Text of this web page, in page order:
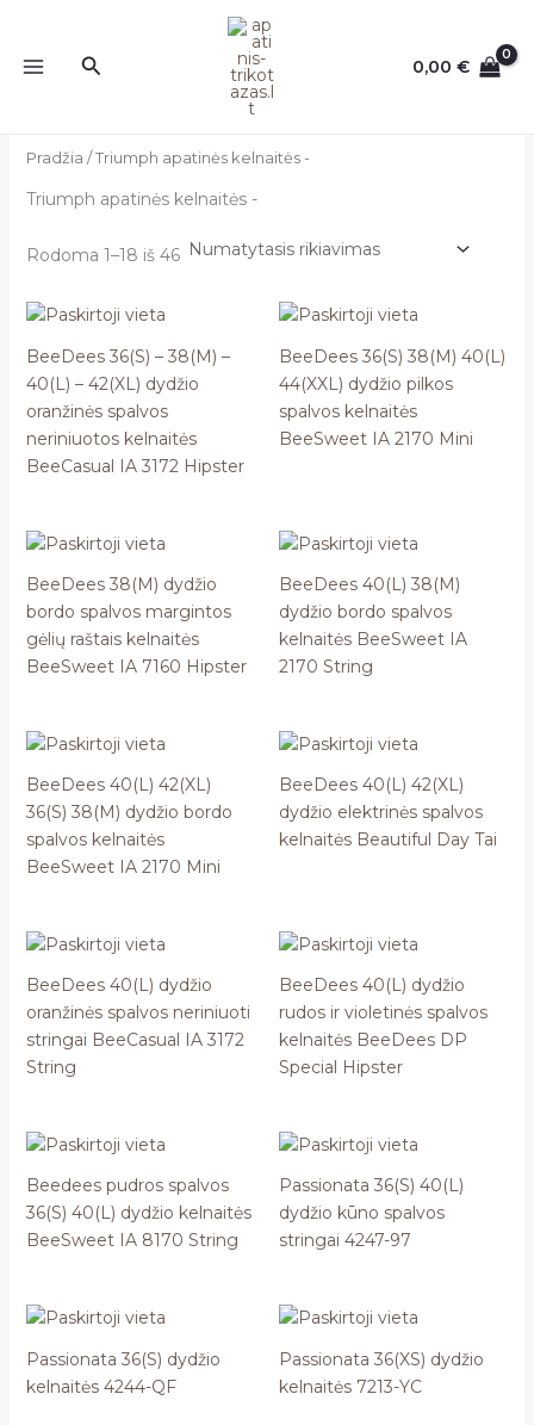
turinio
Paieška 0,00€
Pradžia / Triumph apatinės kelnaitės -
Triumph apatinės kelnaitės -
Rodoma 1–18 iš 46
BeeDees 36(S) – 38(M) –
40(L) – 42(XL) dydžio
oranžinės spalvos
neriniuotos kelnaitės
BeeCasual IA 3172 Hipster
BeeDees 36(S) 38(M) 40(L)
44(XXL) dydžio pilkos
spalvos kelnaitės
BeeSweet IA 2170 Mini
BeeDees 38(M) dydžio
bordo spalvos margintos
gėlių raštais kelnaitės
BeeSweet IA 7160 Hipster
BeeDees 40(L) 38(M)
dydžio bordo spalvos
kelnaitės BeeSweet IA
2170 String
BeeDees 40(L) 42(XL)
36(S) 38(M) dydžio bordo
spalvos kelnaitės
BeeSweet IA 2170 Mini
BeeDees 40(L) 42(XL)
dydžio elektrinės spalvos
kelnaitės Beautiful Day Tai
BeeDees 40(L) dydžio
oranžinės spalvos neriniuoti
stringai BeeCasual IA 3172
String
BeeDees 40(L) dydžio
rudos ir violetinės spalvos
kelnaitės BeeDees DP
Special Hipster
Beedees pudros spalvos
36(S) 40(L) dydžio kelnaitės
BeeSweet IA 8170 String
Passionata 36(S) 40(L)
dydžio kūno spalvos
stringai 4247-97
Passionata 36(S) dydžio
kelnaitės 4244-QF
Passionata 36(XS) dydžio
kelnaitės 7213-YC